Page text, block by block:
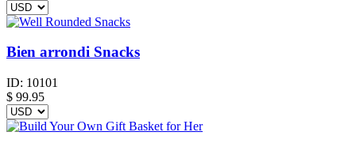
Bien arrondi Snacks
ID: 10101
$ 99.95